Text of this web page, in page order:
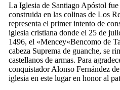
La Iglesia de Santiago Apóstol fue
construida en las colinas de Los
representa el primer intento de
iglesia cristiana donde el 25 de
1496, el «Mencey«Bencomo de
cabeza Suprema de guanche, se
castellanos de armas. Para
conquistadorAlonso Fernández
iglesia en este lugar en honor al